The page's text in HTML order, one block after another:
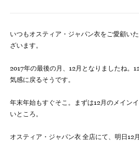
いつもオスティア・ジャパン衣をご愛顧い
ざいます。
2017年の最後の月、12月となりましたね。
気感に戻るそうです。
年末年始もすぐそこ。まずは12月のメイン
いところ。
オスティア・ジャパン衣 全店にて、明日12